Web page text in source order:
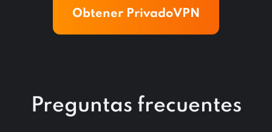
Obtener PrivadoVPN
Preguntas frecuentes